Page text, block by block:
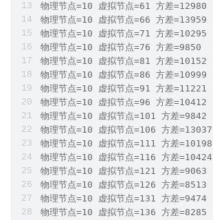
物理节点=10 虚拟节点=61 方差=12980
物理节点=10 虚拟节点=66 方差=13959
物理节点=10 虚拟节点=71 方差=10295
物理节点=10 虚拟节点=76 方差=9850
物理节点=10 虚拟节点=81 方差=10152
物理节点=10 虚拟节点=86 方差=10999
物理节点=10 虚拟节点=91 方差=11221
物理节点=10 虚拟节点=96 方差=10412
物理节点=10 虚拟节点=101 方差=9842
物理节点=10 虚拟节点=106 方差=13037
物理节点=10 虚拟节点=111 方差=10198
物理节点=10 虚拟节点=116 方差=10424
物理节点=10 虚拟节点=121 方差=9063
物理节点=10 虚拟节点=126 方差=8513
物理节点=10 虚拟节点=131 方差=9474
物理节点=10 虚拟节点=136 方差=8285